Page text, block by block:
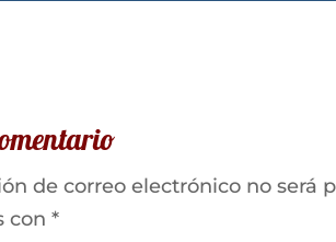
de correo electrónico no será
con*